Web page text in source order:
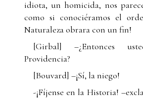
idiota, un homicida, nos
como si conociéramos el
Naturaleza obrara con un fin!
[Girbal] –¿Entonces
Providencia?
[Bouvard] –¡Sí, la niego!
-¡Fíjense en la Historia!